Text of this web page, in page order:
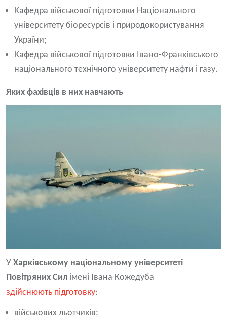
Кафедра військової підготовки Національного
університету біоресурсів і природокористування
України;
Кафедра військової підготовки Івано-Франківського
національного технічного університету нафти і газу.
Яких фахівців в них навчають
У Харківському національному університеті
Повітряних Сил імені Івана Кожедуба
здійснюють підготовку:
військових льотчиків;